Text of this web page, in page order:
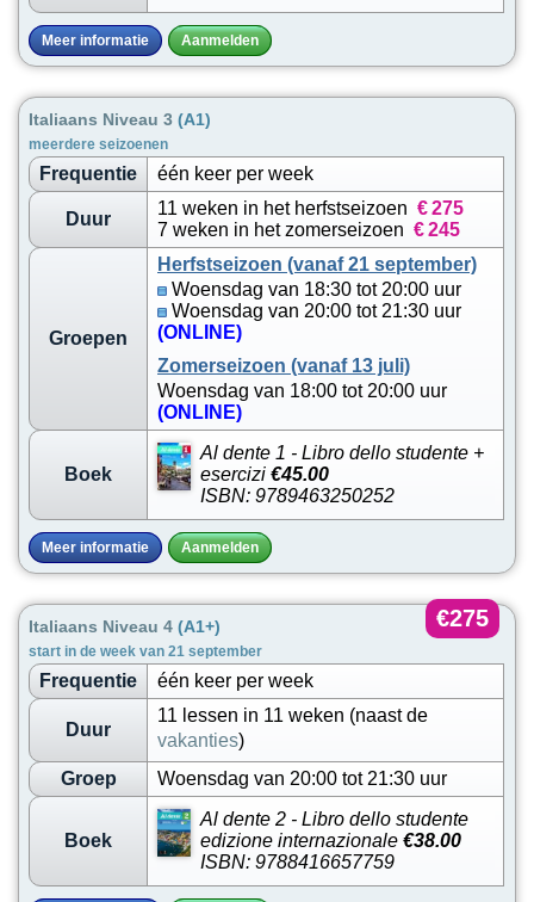
Meer informatie Aanmelden
Italiaans Niveau 3 (A1)
meerdere seizoenen
Frequentie één keer per week
Duur
11 weken in het herfstseizoen €275
7 weken in het zomerseizoen €245
Groepen
Herfstseizoen (vanaf 21 september)
Woensdag van 18:30 tot 20:00 uur
Woensdag van 20:00 tot 21:30 uur
(ONLINE)
Zomerseizoen (vanaf 13 juli)
Woensdag van 18:00 tot 20:00 uur
(ONLINE)
Boek
Al dente 1 - Libro dello studente +
esercizi €45.00
ISBN: 9789463250252
Meer informatie Aanmelden
Italiaans Niveau 4 (A1+)
start in de week van 21 september
€275
Frequentie één keer per week
Duur
11 lessen in 11 weken (naast de
vakanties)
Groep
Woensdag van 20:00 tot 21:30 uur
Boek
Al dente 2 - Libro dello studente
edizione internazionale €38.00
ISBN: 9788416657759